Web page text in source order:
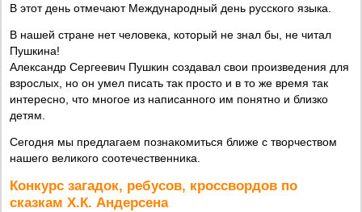
В этот день отмечают Международный день русского языка.
В нашей стране нет человека, который не знал бы, не читал
Пушкина!
Александр Сергеевич Пушкин создавал свои произведения для
взрослых, но он умел писать так просто и в то же время так
интересно, что многое из написанного им понятно и близко
детям.
Сегодня мы предлагаем познакомиться ближе с творчеством
нашего великого соотечественника.
Конкурс загадок, ребусов, кроссвордов по
сказкам Х.К. Андерсена